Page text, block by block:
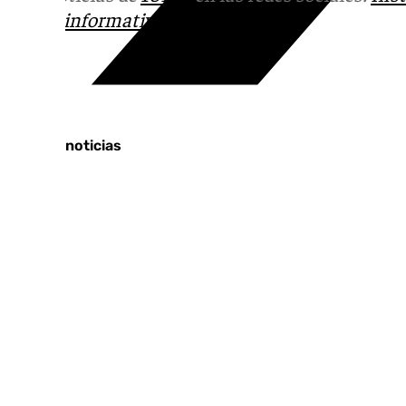
informativos@101tv.es
Últimas noticias